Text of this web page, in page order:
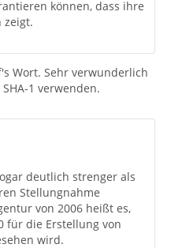
können, dass ihre
zeigt.
Wort. Sehr verwunderlich
1 verwenden.
deutlich strenger als
Stellungnahme
von 2006 heißt es,
für die Erstellung von
wird.